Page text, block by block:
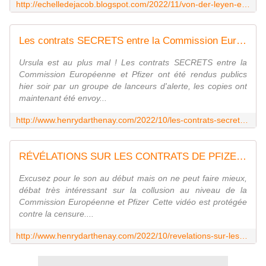
Les contrats SECRETS entre la Commission Européenne et Pfizer ont été rendus publics - Vouillé un peu d'Histoire
Ursula est au plus mal ! Les contrats SECRETS entre la
Commission Européenne et Pfizer ont été rendus publics
hier soir par un groupe de lanceurs d'alerte, les copies ont
maintenant été envoy...
RÉVÉLATIONS SUR LES CONTRATS DE PFIZER, AVEC LA COMMISSION EUROPÉENNE. - Vouillé un peu d'Histoire
Excusez pour le son au début mais on ne peut faire mieux,
débat très intéressant sur la collusion au niveau de la
Commission Européenne et Pfizer Cette vidéo est protégée
contre la censure....